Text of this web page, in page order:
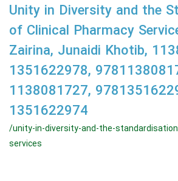
Unity in Diversity and the
of Clinical Pharmacy
Zairina, Junaidi Khotib,
1351622978,
1138081727,
1351622974
/unity-in-diversity-and-the-
services